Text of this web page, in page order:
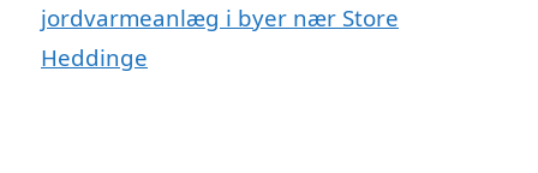
jordvarmeanlæg i byer nær Store
Heddinge